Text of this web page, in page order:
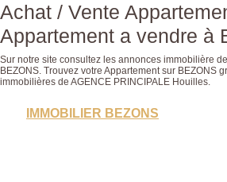
Achat / Vente
Appartement a vendre à
Sur notre site consultez les annonces immobilière
BEZONS. Trouvez votre Appartement sur BEZONS
immobilières de AGENCE PRINCIPALE Houilles.
IMMOBILIER BEZONS